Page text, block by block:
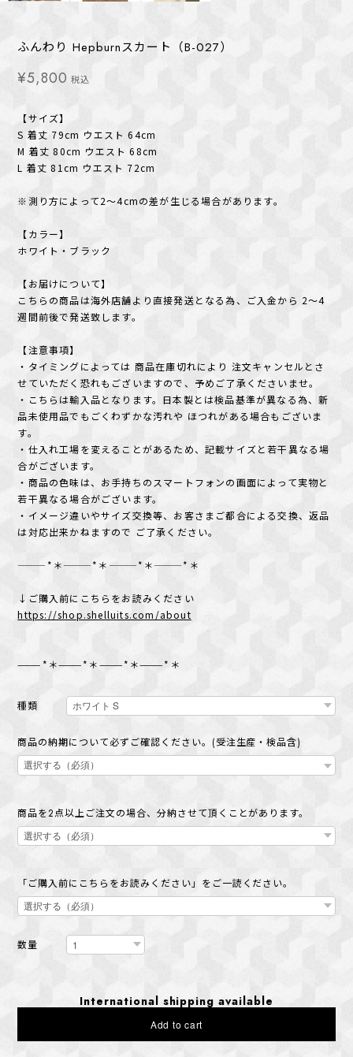
ふんわり Hepburnスカート（B-027）
¥5,800 税込
【サイズ】
S 着丈 79cm ウエスト 64cm
M 着丈 80cm ウエスト 68cm
L 着丈 81cm ウエスト 72cm
※測り方によって2〜4cmの差が生じる場合があります。
【カラー】
ホワイト・ブラック
【お届けについて】
こちらの商品は海外店舗より直接発送となる為、ご入金から 2〜4
週間前後で発送致します。
【注意事項】
・タイミングによっては 商品在庫切れにより 注文キャンセルとさ
せていただく恐れもございますので、予めご了承くださいませ。
・こちらは輸入品となります。日本製とは検品基準が異なる為、新
品未使用品でもごくわずかな汚れや ほつれがある場合もございま
す。
・仕入れ工場を変えることがあるため、記載サイズと若干異なる場
合がございます。
・商品の色味は、お手持ちのスマートフォンの画面によって実物と
若干異なる場合がございます。
・イメージ違いやサイズ交換等、お客さまご都合による交換、返品
は対応出来かねますので ご了承ください。
———*＊———*＊———*＊———*＊
↓ご購入前にこちらをお読みください
https://shop.shelluits.com/about
———*＊———*＊———*＊———*＊
種類
商品の納期について必ずご確認ください。(受注生産・検品含)
商品を2点以上ご注文の場合、分納させて頂くことがあります。
「ご購入前にこちらをお読みください」をご一読ください。
数量
International shipping available
Add to cart